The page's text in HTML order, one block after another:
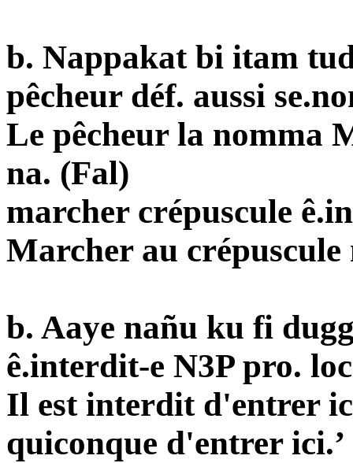
b. Nappakat bi itam
pêcheur déf. aussi
Le pêcheur la nomma
na. (Fal)
marcher crépuscule
Marcher au crépuscule
b. Aaye nañu ku fi
ê.interdit-e N3P pro.
Il est interdit d'entrer
quiconque d'entrer ici.’